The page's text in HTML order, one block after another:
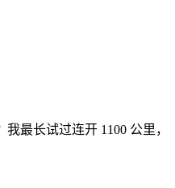
最长试过连开 1100 公里，